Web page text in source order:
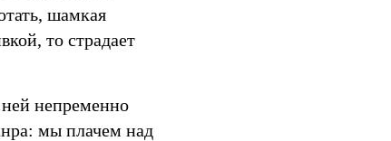
шамкая
то страдает
ней непременно
мы плачем над